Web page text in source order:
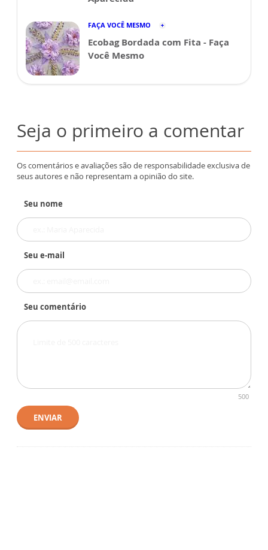
FAÇA VOCÊ MESMO
Ecobag Bordada com Fita - Faça
Você Mesmo
Seja o primeiro a comentar
Os comentários e avaliações são de responsabilidade exclusiva de
seus autores e não representam a opinião do site.
Seu nome
Seu e-mail
Seu comentário
500
ENVIAR